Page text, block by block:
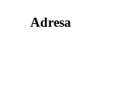
Adresa